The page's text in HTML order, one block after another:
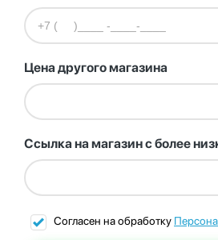
Цена другого магазина
Ссылка на магазин с более
Согласен на обработку